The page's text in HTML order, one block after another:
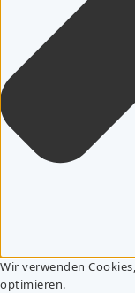
Wir verwenden
optimieren.